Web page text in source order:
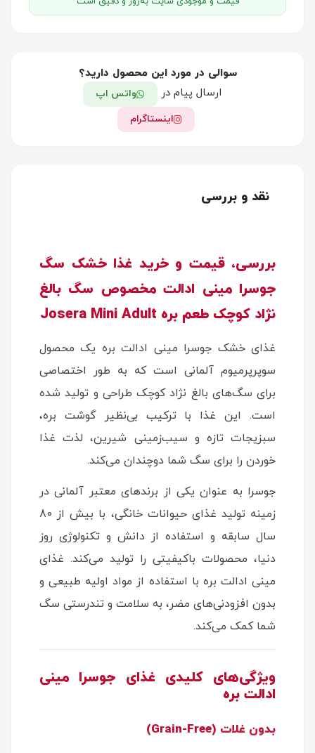
سوالی در مورد این محصول دارید؟
ارسال پیام در
واتس اپ
اینستاگرام
نقد و بررسی
بررسی، قیمت و خرید غذا خشک سگ
جوسرا مینی ادالت مخصوص سگ بالغ
نژاد کوچک طعم بره Josera Mini Adult
غذای خشک جوسرا مینی ادالت بره یک محصول
سوپرپرمیوم آلمانی است که به طور اختصاصی
برای سگ‌های بالغ نژاد کوچک طراحی و تولید شده
است. این غذا با ترکیب بی‌نظیر گوشت بره،
سبزیجات تازه و سیب‌زمینی شیرین، لذت غذا
خوردن را برای سگ شما دوچندان می‌کند.
جوسرا به عنوان یکی از برندهای معتبر آلمانی در
زمینه تولید غذای حیوانات خانگی، با بیش از 80
سال سابقه و استفاده از دانش و تکنولوژی روز
دنیا، محصولات باکیفیتی را تولید می‌کند. غذای
مینی ادالت بره با استفاده از مواد اولیه طبیعی و
بدون افزودنی‌های مضر، به سلامت و تندرستی سگ
شما کمک می‌کند.
ویژگی‌های کلیدی غذای جوسرا مینی
ادالت بره
بدون غلات (Grain-Free)